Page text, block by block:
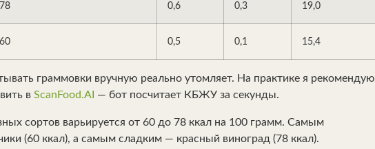
78 0,6 0,3 19,0
60 0,5 0,1 15,4
граммовки вручную реально утомляет. На практике я рекомендую
в ScanFood.AI — бот посчитает КБЖУ за секунды.
сортов варьируется от 60 до 78 ккал на 100 грамм. Самым
(60 ккал), а самым сладким — красный виноград (78 ккал).